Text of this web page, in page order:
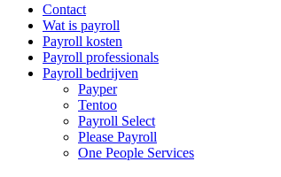
Contact
Wat is payroll
Payroll kosten
Payroll professionals
Payroll bedrijven
Payper
Tentoo
Payroll Select
Please Payroll
One People Services